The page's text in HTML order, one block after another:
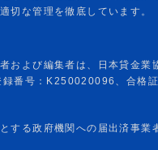
および編集者は、日本貸金業
録番号：K250020096、合格
する政府機関への届出済事業